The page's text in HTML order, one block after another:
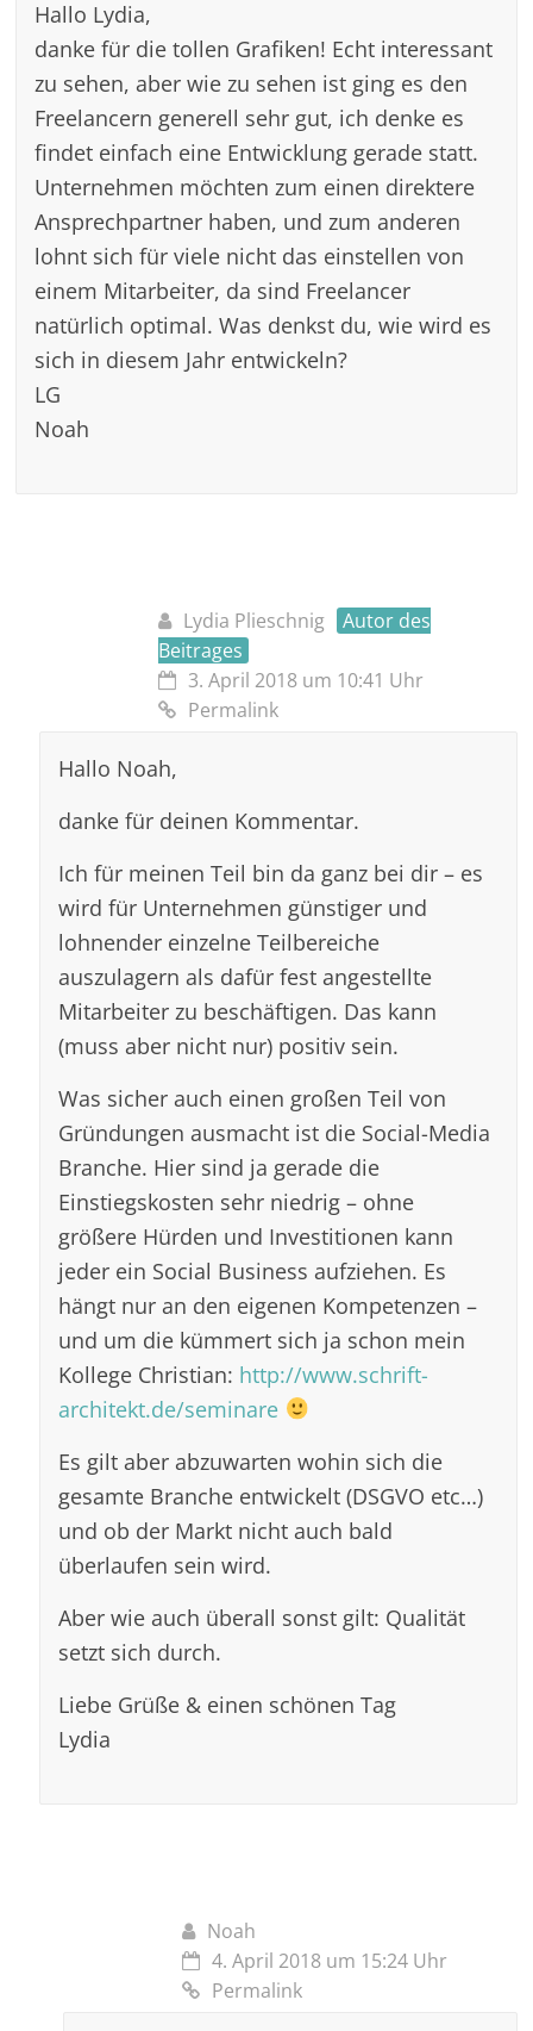
Hallo Lydia,
danke für die tollen Grafiken! Echt interessant
zu sehen, aber wie zu sehen ist ging es den
Freelancern generell sehr gut, ich denke es
findet einfach eine Entwicklung gerade statt.
Unternehmen möchten zum einen direktere
Ansprechpartner haben, und zum anderen
lohnt sich für viele nicht das einstellen von
einem Mitarbeiter, da sind Freelancer
natürlich optimal. Was denkst du, wie wird es
sich in diesem Jahr entwickeln?
LG
Noah
Lydia Plieschnig
Autor des
Beitrages
3. April 2018 um 10:41 Uhr
Permalink
Hallo Noah,
danke für deinen Kommentar.
Ich für meinen Teil bin da ganz bei dir – es
wird für Unternehmen günstiger und
lohnender einzelne Teilbereiche
auszulagern als dafür fest angestellte
Mitarbeiter zu beschäftigen. Das kann
(muss aber nicht nur) positiv sein.
Was sicher auch einen großen Teil von
Gründungen ausmacht ist die Social-Media
Branche. Hier sind ja gerade die
Einstiegskosten sehr niedrig – ohne
größere Hürden und Investitionen kann
jeder ein Social Business aufziehen. Es
hängt nur an den eigenen Kompetenzen –
und um die kümmert sich ja schon mein
Kollege Christian: http://www.schrift-
architekt.de/seminare
Es gilt aber abzuwarten wohin sich die
gesamte Branche entwickelt (DSGVO etc…)
und ob der Markt nicht auch bald
überlaufen sein wird.
Aber wie auch überall sonst gilt: Qualität
setzt sich durch.
Liebe Grüße & einen schönen Tag
Lydia
Noah
4. April 2018 um 15:24 Uhr
Permalink